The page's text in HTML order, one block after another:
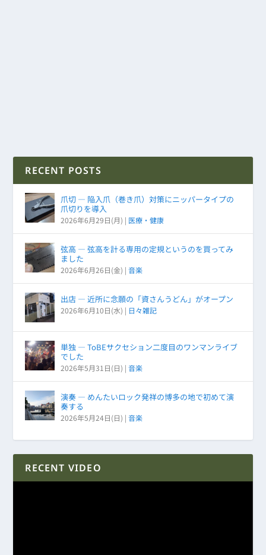
RECENT POSTS
爪切 ― 陥入爪（巻き爪）対策にニッパータイプの
爪切りを導入
2026年6月29日(月) | 医療・健康
弦高 ― 弦高を計る専用の定規というのを買ってみ
ました
2026年6月26日(金) |音楽
出店 ― 近所に念願の「資さんうどん」がオープン
2026年6月10日(水) | 日々雑記
単独 ― ToBEサクセション二度目のワンマンライブ
でした
2026年5月31日(日) |音楽
演奏 ― めんたいロック発祥の博多の地で初めて演
奏する
2026年5月24日(日) |音楽
RECENT VIDEO